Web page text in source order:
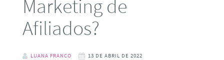
Marketing de
Afiliados?
LUANA FRANCO
13 DE ABRIL DE 2022